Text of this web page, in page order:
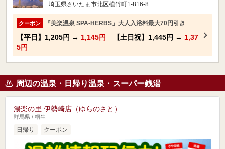
埼玉県さいたま市北区植竹町1-816-8
クーポン 『美楽温泉 SPA-HERBS』大人入浴料最大70円引き
【平日】 1,205円 → 1,145円 【土日祝】 1,445円 → 1,37
5円
周辺の温泉・日帰り温泉・スーパー銭湯
湯楽の里 伊勢崎店（ゆらのさと）
群馬県 / 桐生
日帰り クーポン